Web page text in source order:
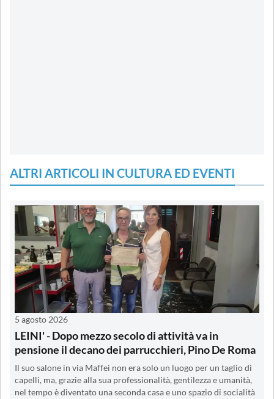
ALTRI ARTICOLI IN CULTURA ED EVENTI
5 agosto 2026
LEINI' - Dopo mezzo secolo di attività va in
pensione il decano dei parrucchieri, Pino De Roma
Il suo salone in via Maffei non era solo un luogo per un taglio di
capelli, ma, grazie alla sua professionalità, gentilezza e umanità,
nel tempo è diventato una seconda casa e uno spazio di socialità